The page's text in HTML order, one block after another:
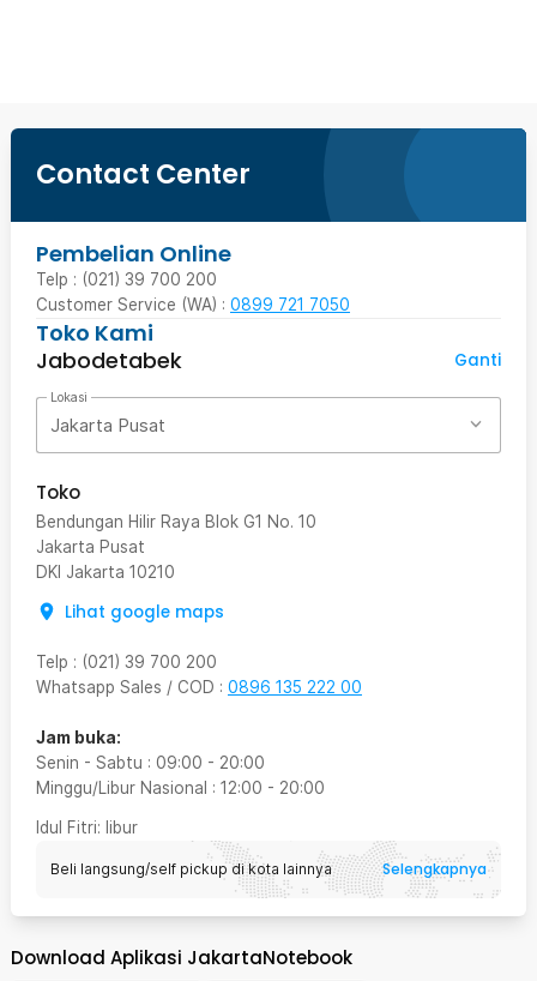
Contact Center
Pembelian Online
Telp : (021) 39 700 200
Customer Service (WA) : 0899 721 7050
Toko Kami
Jabodetabek
Ganti
Lokasi
Jakarta Pusat
Toko
Bendungan Hilir Raya Blok G1 No. 10
Jakarta Pusat
DKI Jakarta 10210
Lihat google maps
Telp : (021) 39 700 200
Whatsapp Sales / COD : 0896 135 222 00
Jam buka:
Senin - Sabtu : 09:00 - 20:00
Minggu/Libur Nasional : 12:00 - 20:00
Idul Fitri: libur
Beli langsung/self pickup di kota lainnya Selengkapnya
Download Aplikasi JakartaNotebook